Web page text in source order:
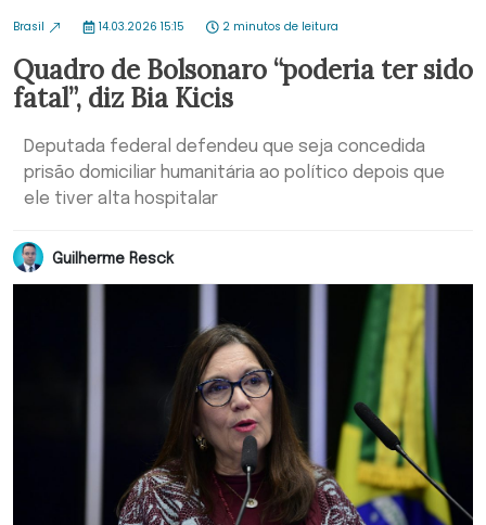
Brasil 14.03.2026 15:15 2 minutos de leitura
Quadro de Bolsonaro “poderia ter sido
fatal”, diz Bia Kicis
Deputada federal defendeu que seja concedida
prisão domiciliar humanitária ao político depois que
ele tiver alta hospitalar
Guilherme Resck